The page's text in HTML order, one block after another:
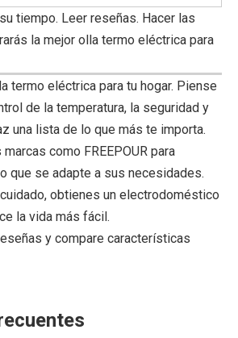
tiempo. Leer reseñas. Hacer las
la mejor olla termo eléctrica para
termo eléctrica para tu hogar. Piense
de la temperatura, la seguridad y
una lista de lo que más te importa.
como FREEPOUR para
que se adapte a sus necesidades.
obtienes un electrodoméstico
la vida más fácil.
y compare características